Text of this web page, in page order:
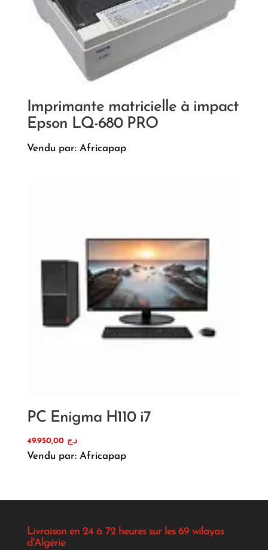
Imprimante matricielle à impact
Epson LQ-680 PRO
Vendu par: Africapap
PC Enigma H110 i7
د.ج 49.950,00
Vendu par: Africapap
Livraison en 24 à 72 heures sur les 69 wilayas
d'Algérie